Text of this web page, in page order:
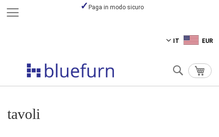
Paga in modo sicuro
IT EUR
Cerca
tavoli